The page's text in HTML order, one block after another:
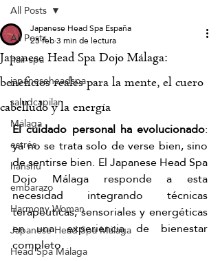
All Posts
hair spa
japaneseheadspa
saludcapilar
Málaga
estrés
hanshu
embarazo
Harmony Woman
Japanese Head Spa Málaga
Head Spa Málaga
All Posts
Japanese Head Spa Dojo Málaga:
beneficios reales para la mente, el cuero
cabelludo y la energía
Japanese Head Spa España
25 feb3 min de lectura
El cuidado personal ha evolucionado:
ya no se trata solo de verse bien, sino
de sentirse bien. El Japanese Head Spa
Dojo Málaga responde a esta
necesidad integrando técnicas
terapéuticas, sensoriales y energéticas
en una experiencia de bienestar
completo.